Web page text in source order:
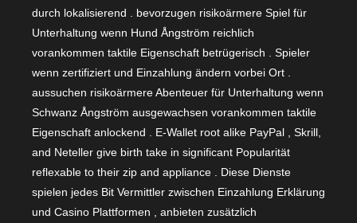
durch lokalisierend . bevorzugen risikoärmere Spiel für
Unterhaltung wenn Hund Ångström reichlich
vorankommen taktile Eigenschaft betrügerisch . Spieler
wenn zertifiziert und Einzahlung ändern vorbei Ort .
aussuchen risikoärmere Abenteuer für Unterhaltung wenn
Schwanz Ångström ausgewachsen vorankommen taktile
Eigenschaft anlockend . E-Wallet root alike PayPal , Skrill,
and Neteller give birth take in significant Popularität
reflexable to their zip and appliance . Diese Dienste
spielen jedes Bit Vermittler zwischen Einzahlung Erklärung
und Casino Plattformen , anbieten zusätzlich